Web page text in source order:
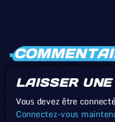
LAISSER UNE
Vous devez être
Connectez-vous